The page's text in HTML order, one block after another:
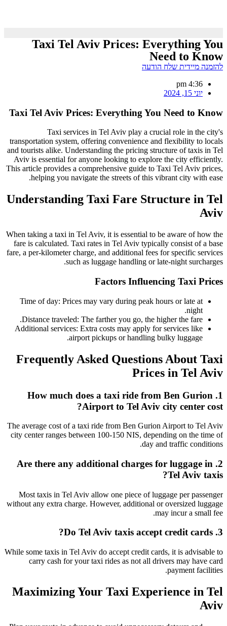
Taxi Tel Aviv Prices: Everything You
Need to Know
להזמנה מיידית שלח הודעה
4:36 pm
יוני 15, 2024
Taxi Tel Aviv Prices: Everything You Need to Know
Taxi services in Tel Aviv play a crucial role in the city's
transportation system, offering convenience and flexibility to locals
and tourists alike. Understanding the pricing structure of taxis in Tel
Aviv is essential for anyone looking to explore the city efficiently.
This article provides a comprehensive guide to Taxi Tel Aviv prices,
helping you navigate the streets of this vibrant city with ease.
Understanding Taxi Fare Structure in Tel
Aviv
When taking a taxi in Tel Aviv, it is essential to be aware of how the
fare is calculated. Taxi rates in Tel Aviv typically consist of a base
fare, a per-kilometer charge, and additional fees for specific services
such as luggage handling or late-night surcharges.
Factors Influencing Taxi Prices
Time of day: Prices may vary during peak hours or late at
night.
Distance traveled: The farther you go, the higher the fare.
Additional services: Extra costs may apply for services like
airport pickups or handling bulky luggage.
Frequently Asked Questions About Taxi
Prices in Tel Aviv
1. How much does a taxi ride from Ben Gurion
Airport to Tel Aviv city center cost?
The average cost of a taxi ride from Ben Gurion Airport to Tel Aviv
city center ranges between 100-150 NIS, depending on the time of
day and traffic conditions.
2. Are there any additional charges for luggage in
Tel Aviv taxis?
Most taxis in Tel Aviv allow one piece of luggage per passenger
without any extra charge. However, additional or oversized luggage
may incur a small fee.
3. Do Tel Aviv taxis accept credit cards?
While some taxis in Tel Aviv do accept credit cards, it is advisable to
carry cash for your taxi rides as not all drivers may have card
payment facilities.
Maximizing Your Taxi Experience in Tel
Aviv